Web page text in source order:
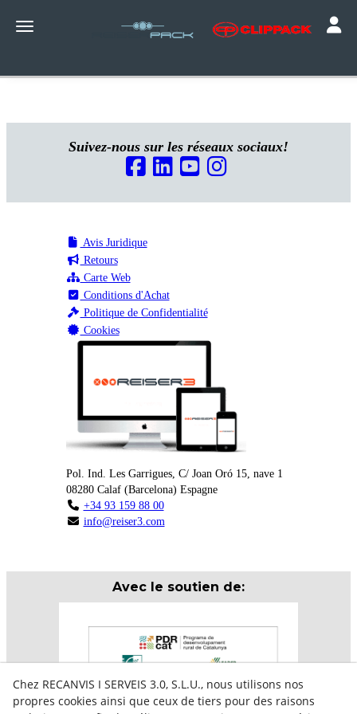
Toggle navigation
Suivez-nous sur les réseaux sociaux!
Avis Juridique
Retours
Carte Web
Conditions d'Achat
Politique de Confidentialité
Cookies
Pol. Ind. Les Garrigues, C/ Joan Oró 15, nave 1
08280 Calaf (Barcelona) Espagne
+34 93 159 88 00
info@reiser3.com
Avec le soutien de:
Chez RECANVIS I SERVEIS 3.0, S.L.U., nous utilisons nos
propres cookies ainsi que ceux de tiers pour des raisons